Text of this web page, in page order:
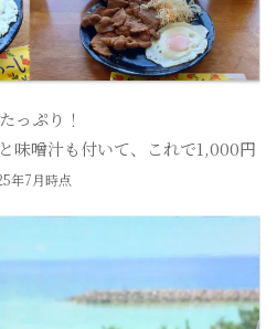
っぷり！
味噌汁も付いて、これで1,000円
年7月時点